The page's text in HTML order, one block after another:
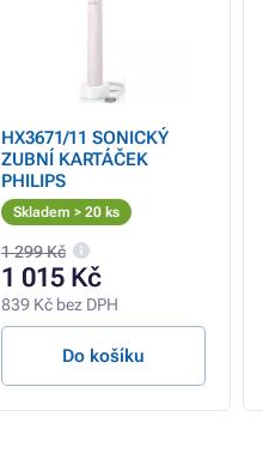
HX3671/11 SONICKÝ
ZUBNÍ KARTÁČEK
PHILIPS
Skladem > 20 ks
1 299 Kč
1 015 Kč
839 Kč bez DPH
Do košíku